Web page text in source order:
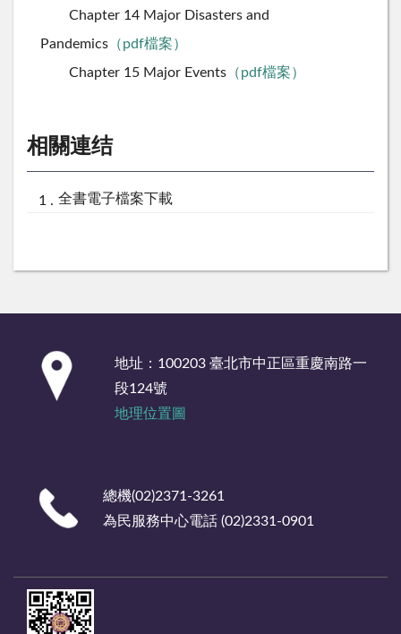
Chapter 14 Major Disasters and
Pandemics （pdf檔案）
Chapter 15 Major Events （pdf檔案）
相關連结
全書電子檔案下載
地址：100203 臺北市中正區重慶南路一
段124號
地理位置圖
總機(02)2371-3261
為民服務中心電話 (02)2331-0901